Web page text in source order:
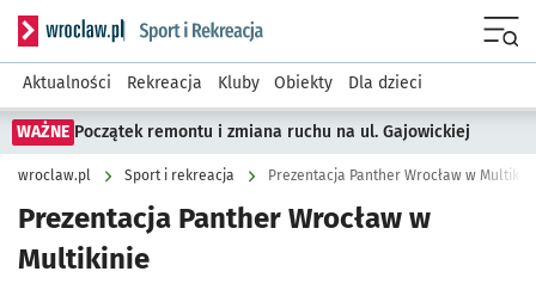
Serwis informacyjny wroclaw.pl podserwis: Sport i rekreacja
Aktualności Rekreacja Kluby Obiekty Dla dzieci
WAŻNE Początek remontu i zmiana ruchu na ul. Gajowickiej
wroclaw.pl Sport i rekreacja Prezentacja Panther Wrocław w
Prezentacja Panther Wrocław w
Multikinie